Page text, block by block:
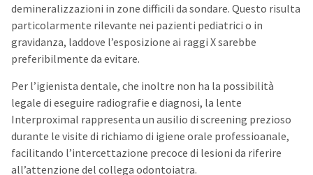
demineralizzazioni in zone difficili da sondare. Questo risulta
particolarmente rilevante nei pazienti pediatrici o in
gravidanza, laddove l’esposizione ai raggi X sarebbe
preferibilmente da evitare.
Per l’igienista dentale, che inoltre non ha la possibilità
legale di eseguire radiografie e diagnosi, la lente
Interproximal rappresenta un ausilio di screening prezioso
durante le visite di richiamo di igiene orale professioanale,
facilitando l’intercettazione precoce di lesioni da riferire
all’attenzione del collega odontoiatra.